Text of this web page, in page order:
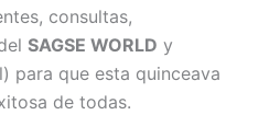
consultas,
SAGSE WORLD y
para que esta quinceava
de todas.